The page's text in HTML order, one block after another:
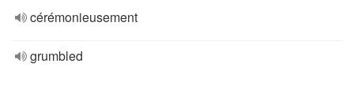
cérémonieusement
grumbled